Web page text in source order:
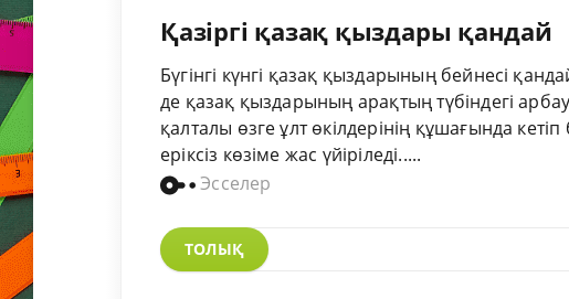
Қазіргі қазақ қыздары қандай
Бүгінгі күнгі қазақ қыздарының бейнесі
де қазақ қыздарының арақтың түбіндегі
қалталы өзге ұлт өкілдерінің құшағында
еріксіз көзіме жас үйіріледі.....
Эсселер
ТОЛЫҚ